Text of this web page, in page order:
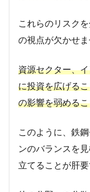
これらのリスク
の視点が欠かせま
資源セクター、
に投資を広げる
の影響を弱める
このように、鉄
ンのバランスを
立てることが肝要